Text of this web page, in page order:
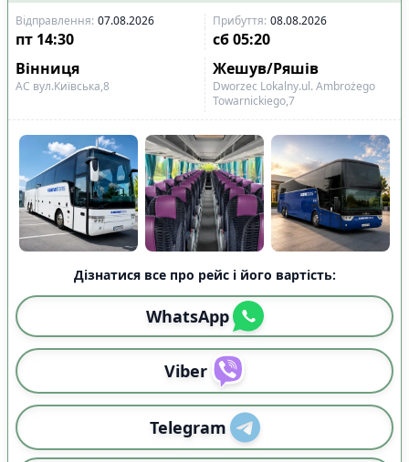
Відправлення: 07.08.2026 Прибуття: 08.08.2026
пт 14:30 сб 05:20
Вінниця
Жешув/Ряшів
АС вул.Київська,8
Dworzec Lokalny.ul. Ambrożego
Towarnickiego,7
Дізнатися все про рейс і його вартість:
WhatsApp
Viber
Telegram